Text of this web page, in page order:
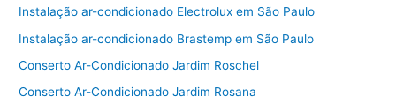
Instalação ar-condicionado Electrolux em São Paulo
Instalação ar-condicionado Brastemp em São Paulo
Conserto Ar-Condicionado Jardim Roschel
Conserto Ar-Condicionado Jardim Rosana